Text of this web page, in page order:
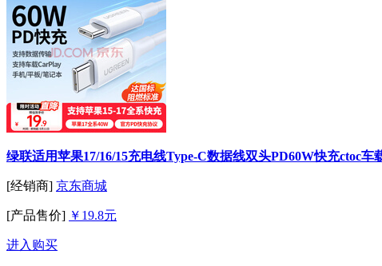
绿联适用苹果17/16/15充电线Type-C数据线双头PD60W快充ctoc车
[经销商] 京东商城
[产品售价] ￥19.8元
进入购买